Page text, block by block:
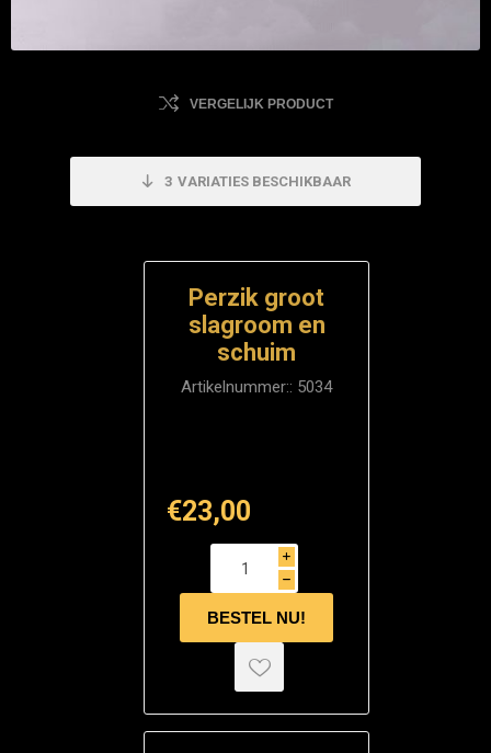
VERGELIJK PRODUCT
3 VARIATIES BESCHIKBAAR
Perzik groot
slagroom en
schuim
Artikelnummer:: 5034
€23,00
i
h